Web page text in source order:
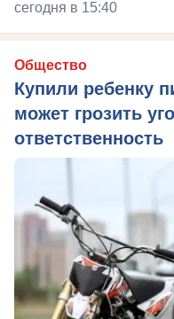
сегодня в 15:40
Общество
Купили ребенку
может грозить
ответственность